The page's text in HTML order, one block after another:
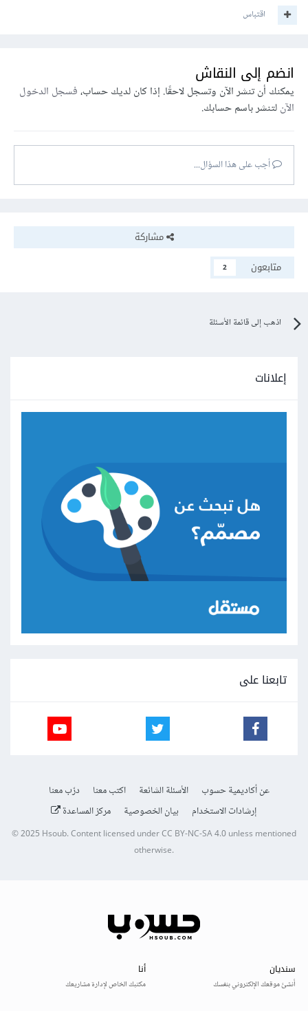
اقتباس
انضم إلى النقاش
يمكنك أن تنشر الآن وتسجل لاحقًا. إذا كان لديك حساب،فسجل الدخول
الآنلتنشر باسم حسابك.
أجب على هذا السؤال...
مشاركة
متابعون
2
اذهب إلى قائمة الأسئلة
إعلانات
تابعنا على
عن أكاديمية حسوب الأسئلة الشائعة اكتب معنا
درّب معنا
إرشادات الاستخدام
بيان الخصوصية مركز المساعدة
© 2025Hsoub.Content licensed underCC BY-NC-SA 4.0unless mentioned
otherwise.